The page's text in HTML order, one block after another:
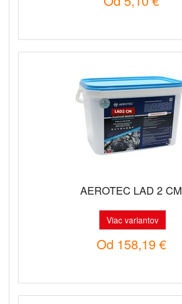
AEROTEC LAD 2 CM
Viac variantov
Od 158,19 €